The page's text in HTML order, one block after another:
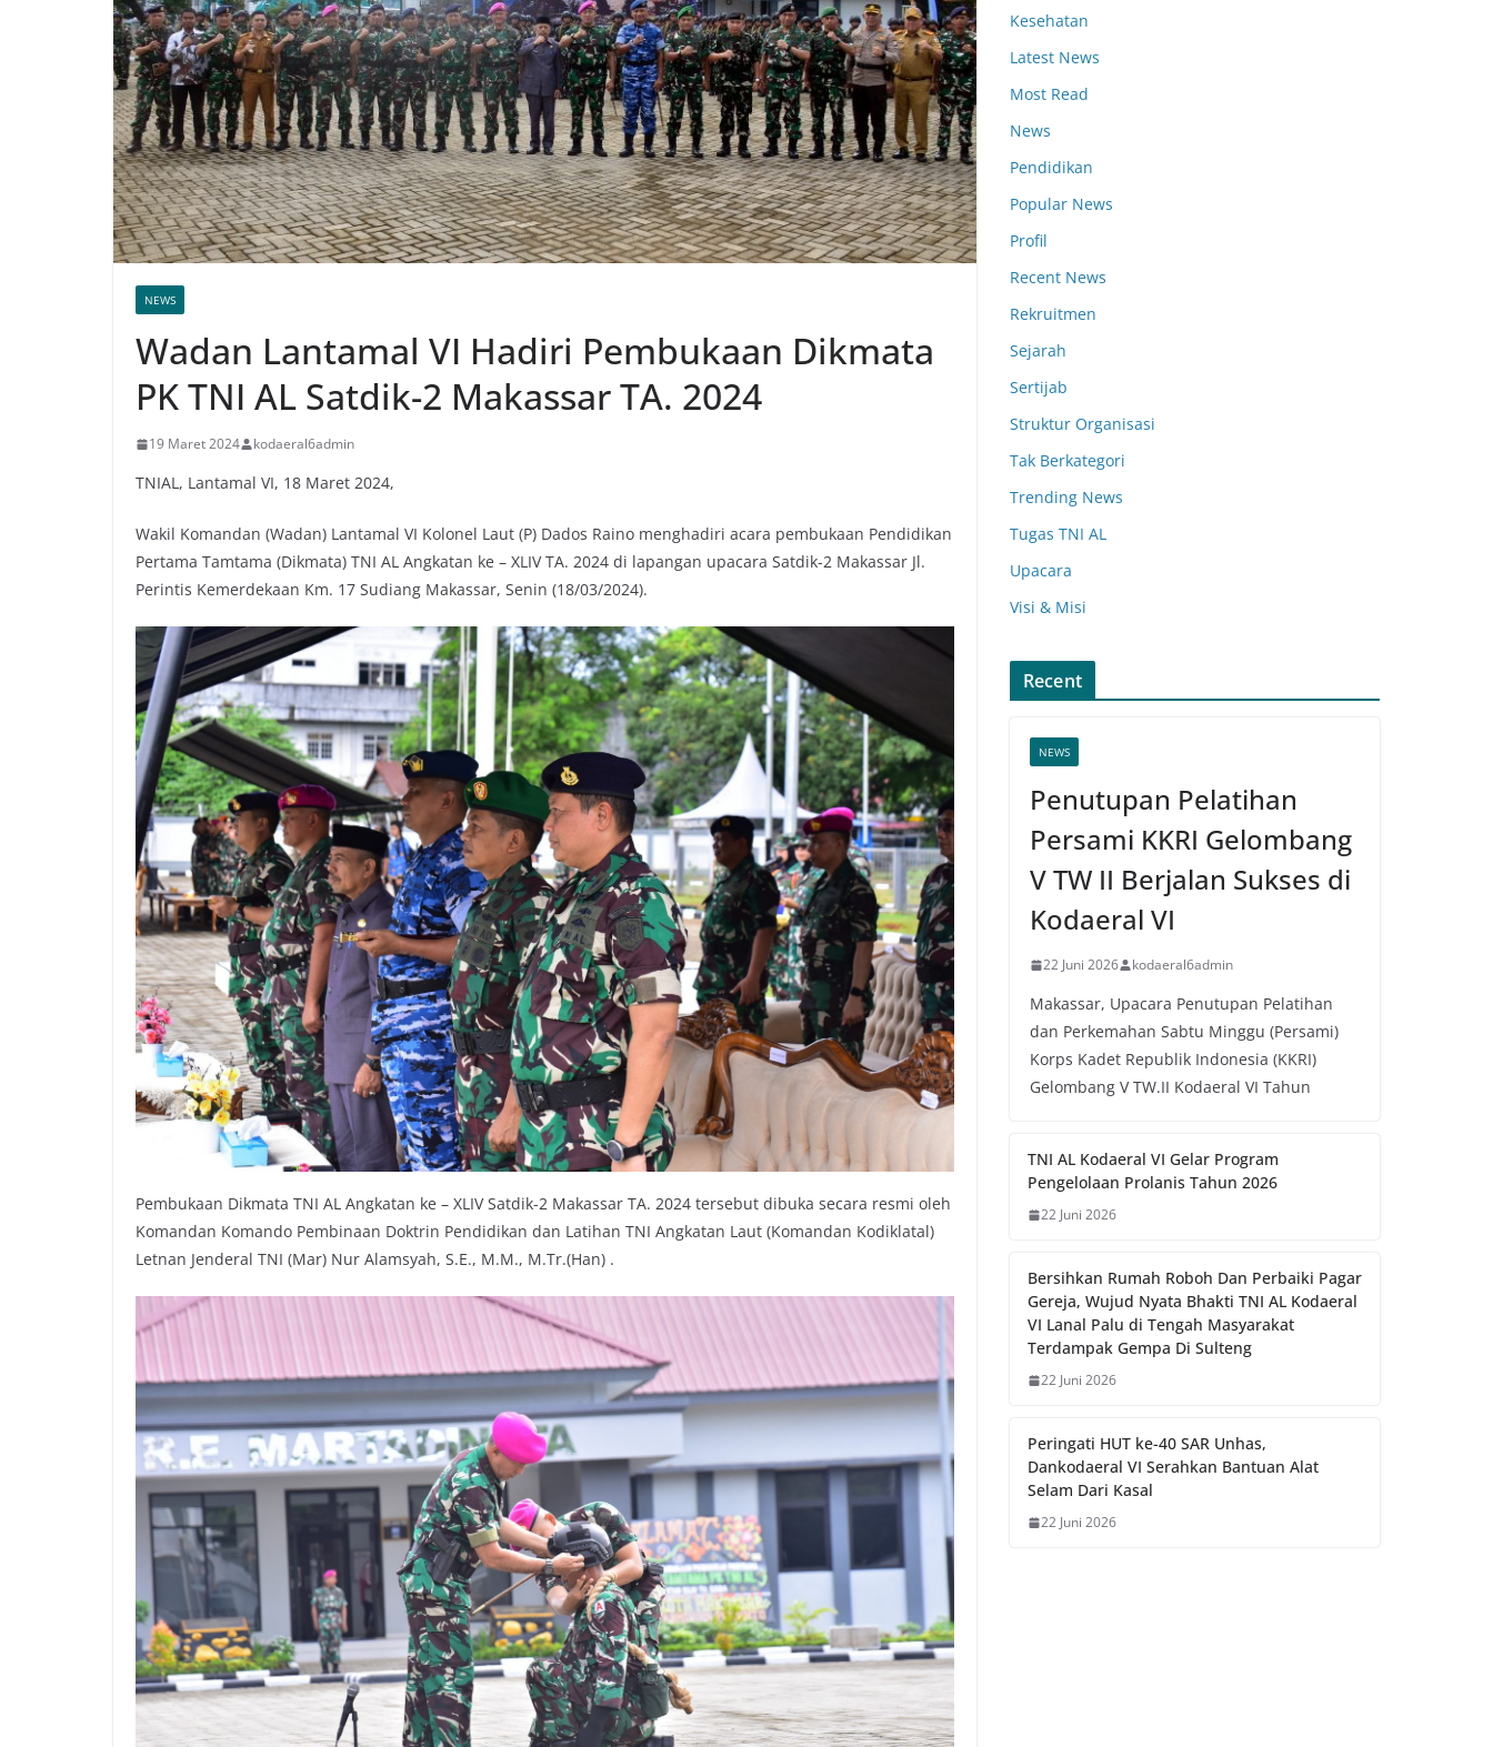
NEWS
Wadan Lantamal VI Hadiri Pembukaan Dikmata
PK TNI AL Satdik-2 Makassar TA. 2024
19 Maret 2024 kodaeral6admin
TNIAL, Lantamal VI, 18 Maret 2024,
Wakil Komandan (Wadan) Lantamal VI Kolonel Laut (P) Dados Raino menghadiri acara pembukaan Pendidikan
Pertama Tamtama (Dikmata) TNI AL Angkatan ke – XLIV TA. 2024 di lapangan upacara Satdik-2 Makassar Jl.
Perintis Kemerdekaan Km. 17 Sudiang Makassar, Senin (18/03/2024).
Pembukaan Dikmata TNI AL Angkatan ke – XLIV Satdik-2 Makassar TA. 2024 tersebut dibuka secara resmi oleh
Komandan Komando Pembinaan Doktrin Pendidikan dan Latihan TNI Angkatan Laut (Komandan Kodiklatal)
Letnan Jenderal TNI (Mar) Nur Alamsyah, S.E., M.M., M.Tr.(Han) .
Kesehatan
Latest News
Most Read
News
Pendidikan
Popular News
Profil
Recent News
Rekruitmen
Sejarah
Sertijab
Struktur Organisasi
Tak Berkategori
Trending News
Tugas TNI AL
Upacara
Visi & Misi
Recent
NEWS
Penutupan Pelatihan
Persami KKRI Gelombang
V TW II Berjalan Sukses di
Kodaeral VI
22 Juni 2026 kodaeral6admin
Makassar, Upacara Penutupan Pelatihan
dan Perkemahan Sabtu Minggu (Persami)
Korps Kadet Republik Indonesia (KKRI)
Gelombang V TW.II Kodaeral VI Tahun
TNI AL Kodaeral VI Gelar Program
Pengelolaan Prolanis Tahun 2026
22 Juni 2026
Bersihkan Rumah Roboh Dan Perbaiki Pagar
Gereja, Wujud Nyata Bhakti TNI AL Kodaeral
VI Lanal Palu di Tengah Masyarakat
Terdampak Gempa Di Sulteng
22 Juni 2026
Peringati HUT ke-40 SAR Unhas,
Dankodaeral VI Serahkan Bantuan Alat
Selam Dari Kasal
22 Juni 2026